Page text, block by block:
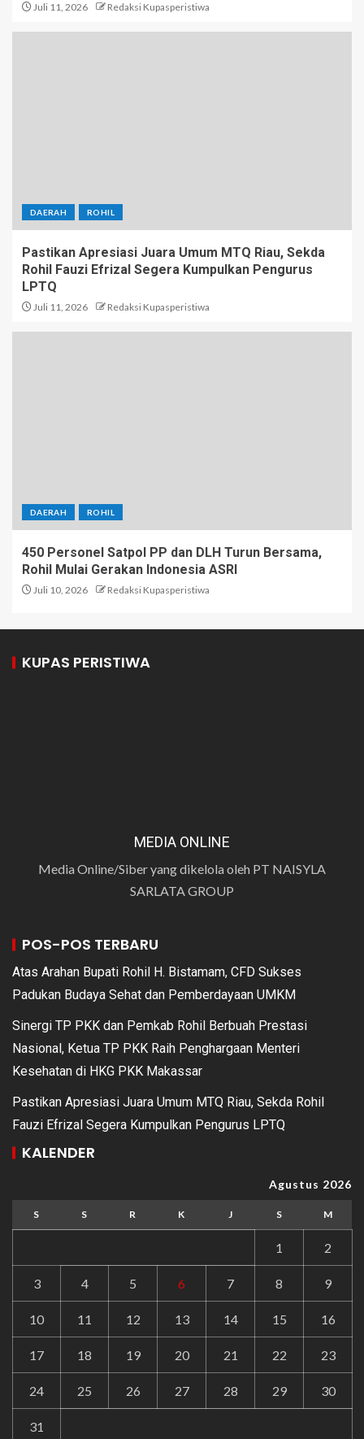
Juli 11, 2026 Redaksi Kupasperistiwa
DAERAH ROHIL
Pastikan Apresiasi Juara Umum MTQ Riau, Sekda
Rohil Fauzi Efrizal Segera Kumpulkan Pengurus
LPTQ
Juli 11, 2026 Redaksi Kupasperistiwa
DAERAH ROHIL
450 Personel Satpol PP dan DLH Turun Bersama,
Rohil Mulai Gerakan Indonesia ASRI
Juli 10, 2026 Redaksi Kupasperistiwa
KUPAS PERISTIWA
MEDIA ONLINE
Media Online/Siber yang dikelola oleh PT NAISYLA
SARLATA GROUP
POS-POS TERBARU
Atas Arahan Bupati Rohil H. Bistamam, CFD Sukses
Padukan Budaya Sehat dan Pemberdayaan UMKM
Sinergi TP PKK dan Pemkab Rohil Berbuah Prestasi
Nasional, Ketua TP PKK Raih Penghargaan Menteri
Kesehatan di HKG PKK Makassar
Pastikan Apresiasi Juara Umum MTQ Riau, Sekda Rohil
Fauzi Efrizal Segera Kumpulkan Pengurus LPTQ
KALENDER
Agustus 2026
S S R K J S M
1 2
3 4 5 6 7 8 9
10 11 12 13 14 15 16
17 18 19 20 21 22 23
24 25 26 27 28 29 30
31